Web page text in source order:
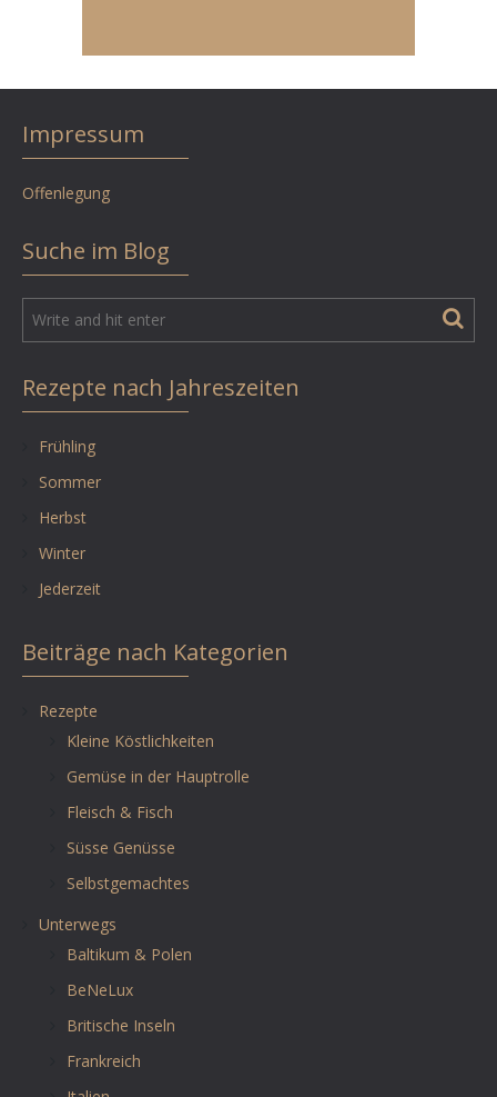
Impressum
Offenlegung
Suche im Blog
Rezepte nach Jahreszeiten
Frühling
Sommer
Herbst
Winter
Jederzeit
Beiträge nach Kategorien
Rezepte
Kleine Köstlichkeiten
Gemüse in der Hauptrolle
Fleisch & Fisch
Süsse Genüsse
Selbstgemachtes
Unterwegs
Baltikum & Polen
BeNeLux
Britische Inseln
Frankreich